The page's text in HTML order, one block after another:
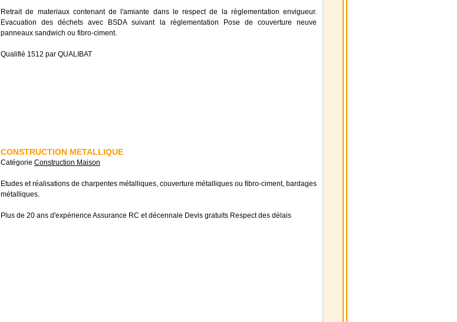
Retrait de materiaux contenant de l'amiante dans le respect de la règlementation envigueur.
Evacuation des déchets avec BSDA suivant la règlementation Pose de couverture neuve
panneaux sandwich ou fibro-ciment.
Qualifié 1512 par QUALIBAT
CONSTRUCTION METALLIQUE
Catégorie Construction Maison
Etudes et réalisations de charpentes métalliques, couverture métalliques ou fibro-ciment, bardages
métalliques.
Plus de 20 ans d'expérience Assurance RC et décennale Devis gratuits Respect des délais